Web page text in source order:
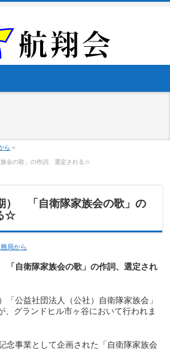
ら »
会の歌」の作詞、選定される☆
） 「自衛隊家族会の歌」の
☆
局から
自衛隊家族会の歌」の作詞、選定され
「公益社団法人（公社）自衛隊家族会」
、グランドヒル市ヶ谷において行われま
念事業として企画された「自衛隊家族会